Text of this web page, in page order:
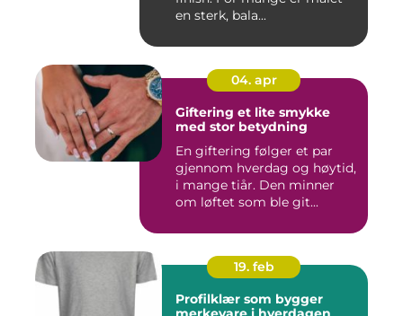
en sterk, bala...
04. apr
Giftering et lite smykke
med stor betydning
En giftering følger et par
gjennom hverdag og høytid,
i mange tiår. Den minner
om løftet som ble git...
19. feb
Profilklær som bygger